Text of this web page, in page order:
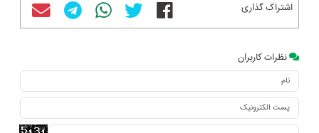
اشتراک گذاری
نظرات کاربران